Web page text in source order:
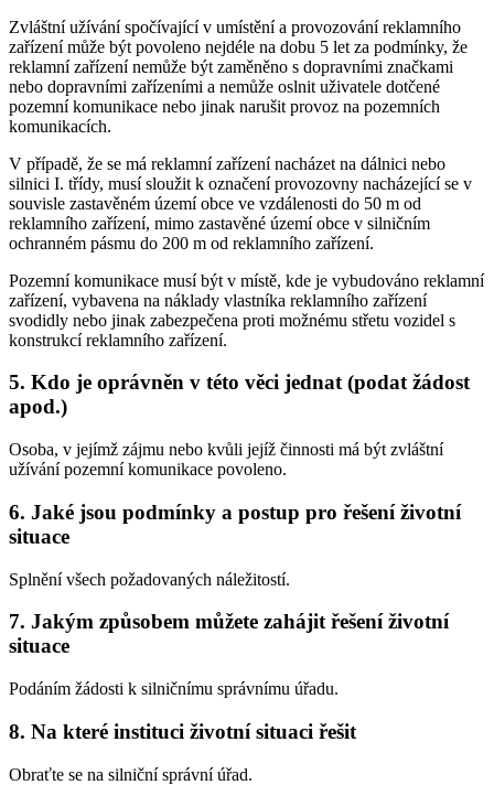
Zvláštní užívání spočívající v umístění a provozování reklamního
zařízení může být povoleno nejdéle na dobu 5 let za podmínky, že
reklamní zařízení nemůže být zaměněno s dopravními značkami
nebo dopravními zařízeními a nemůže oslnit uživatele dotčené
pozemní komunikace nebo jinak narušit provoz na pozemních
komunikacích.
V případě, že se má reklamní zařízení nacházet na dálnici nebo
silnici I. třídy, musí sloužit k označení provozovny nacházející se v
souvisle zastavěném území obce ve vzdálenosti do 50 m od
reklamního zařízení, mimo zastavěné území obce v silničním
ochranném pásmu do 200 m od reklamního zařízení.
Pozemní komunikace musí být v místě, kde je vybudováno reklamní
zařízení, vybavena na náklady vlastníka reklamního zařízení
svodidly nebo jinak zabezpečena proti možnému střetu vozidel s
konstrukcí reklamního zařízení.
5. Kdo je oprávněn v této věci jednat (podat žádost
apod.)
Osoba, v jejímž zájmu nebo kvůli jejíž činnosti má být zvláštní
užívání pozemní komunikace povoleno.
6. Jaké jsou podmínky a postup pro řešení životní
situace
Splnění všech požadovaných náležitostí.
7. Jakým způsobem můžete zahájit řešení životní
situace
Podáním žádosti k silničnímu správnímu úřadu.
8. Na které instituci životní situaci řešit
Obraťte se na silniční správní úřad.